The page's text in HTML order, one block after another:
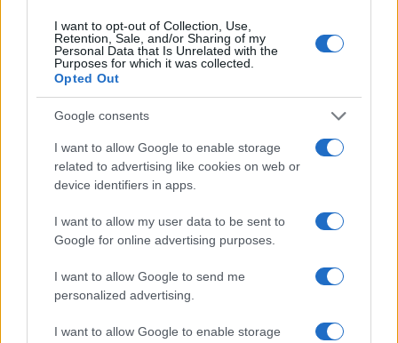
I want to opt-out of Collection, Use,
Retention, Sale, and/or Sharing of my
Personal Data that Is Unrelated with the
Purposes for which it was collected.
Opted Out
Google consents
I want to allow Google to enable storage
related to advertising like cookies on web or
device identifiers in apps.
I want to allow my user data to be sent to
Google for online advertising purposes.
I want to allow Google to send me
personalized advertising.
I want to allow Google to enable storage
Continua a leggere
ESG NEWS